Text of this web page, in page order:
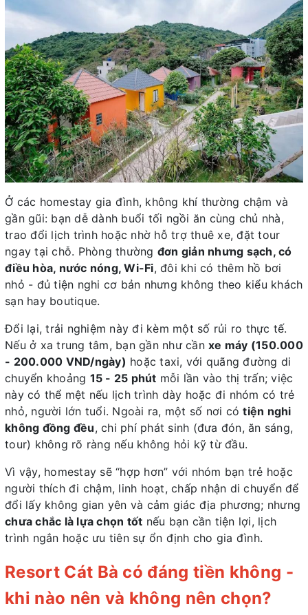
Ở các homestay gia đình, không khí thường chậm và
gần gũi: bạn dễ dành buổi tối ngồi ăn cùng chủ nhà,
trao đổi lịch trình hoặc nhờ hỗ trợ thuê xe, đặt tour
ngay tại chỗ. Phòng thường đơn giản nhưng sạch, có
điều hòa, nước nóng, Wi-Fi, đôi khi có thêm hồ bơi
nhỏ - đủ tiện nghi cơ bản nhưng không theo kiểu khách
sạn hay boutique.
Đổi lại, trải nghiệm này đi kèm một số rủi ro thực tế.
Nếu ở xa trung tâm, bạn gần như cần xe máy (150.000
- 200.000 VND/ngày) hoặc taxi, với quãng đường di
chuyển khoảng 15 - 25 phút mỗi lần vào thị trấn; việc
này có thể mệt nếu lịch trình dày hoặc đi nhóm có trẻ
nhỏ, người lớn tuổi. Ngoài ra, một số nơi cótiện nghi
không đồng đều, chi phí phát sinh (đưa đón, ăn sáng,
tour) không rõ ràng nếu không hỏi kỹ từ đầu.
Vì vậy, homestay sẽ “hợp hơn” với nhóm bạn trẻ hoặc
người thích đi chậm, linh hoạt, chấp nhận di chuyển để
đổi lấy không gian yên và cảm giác địa phương; nhưng
chưa chắc là lựa chọn tốt nếu bạn cần tiện lợi, lịch
trình ngắn hoặc ưu tiên sự ổn định cho gia đình.
Resort Cát Bà có đáng tiền không -
khi nào nên và không nên chọn?